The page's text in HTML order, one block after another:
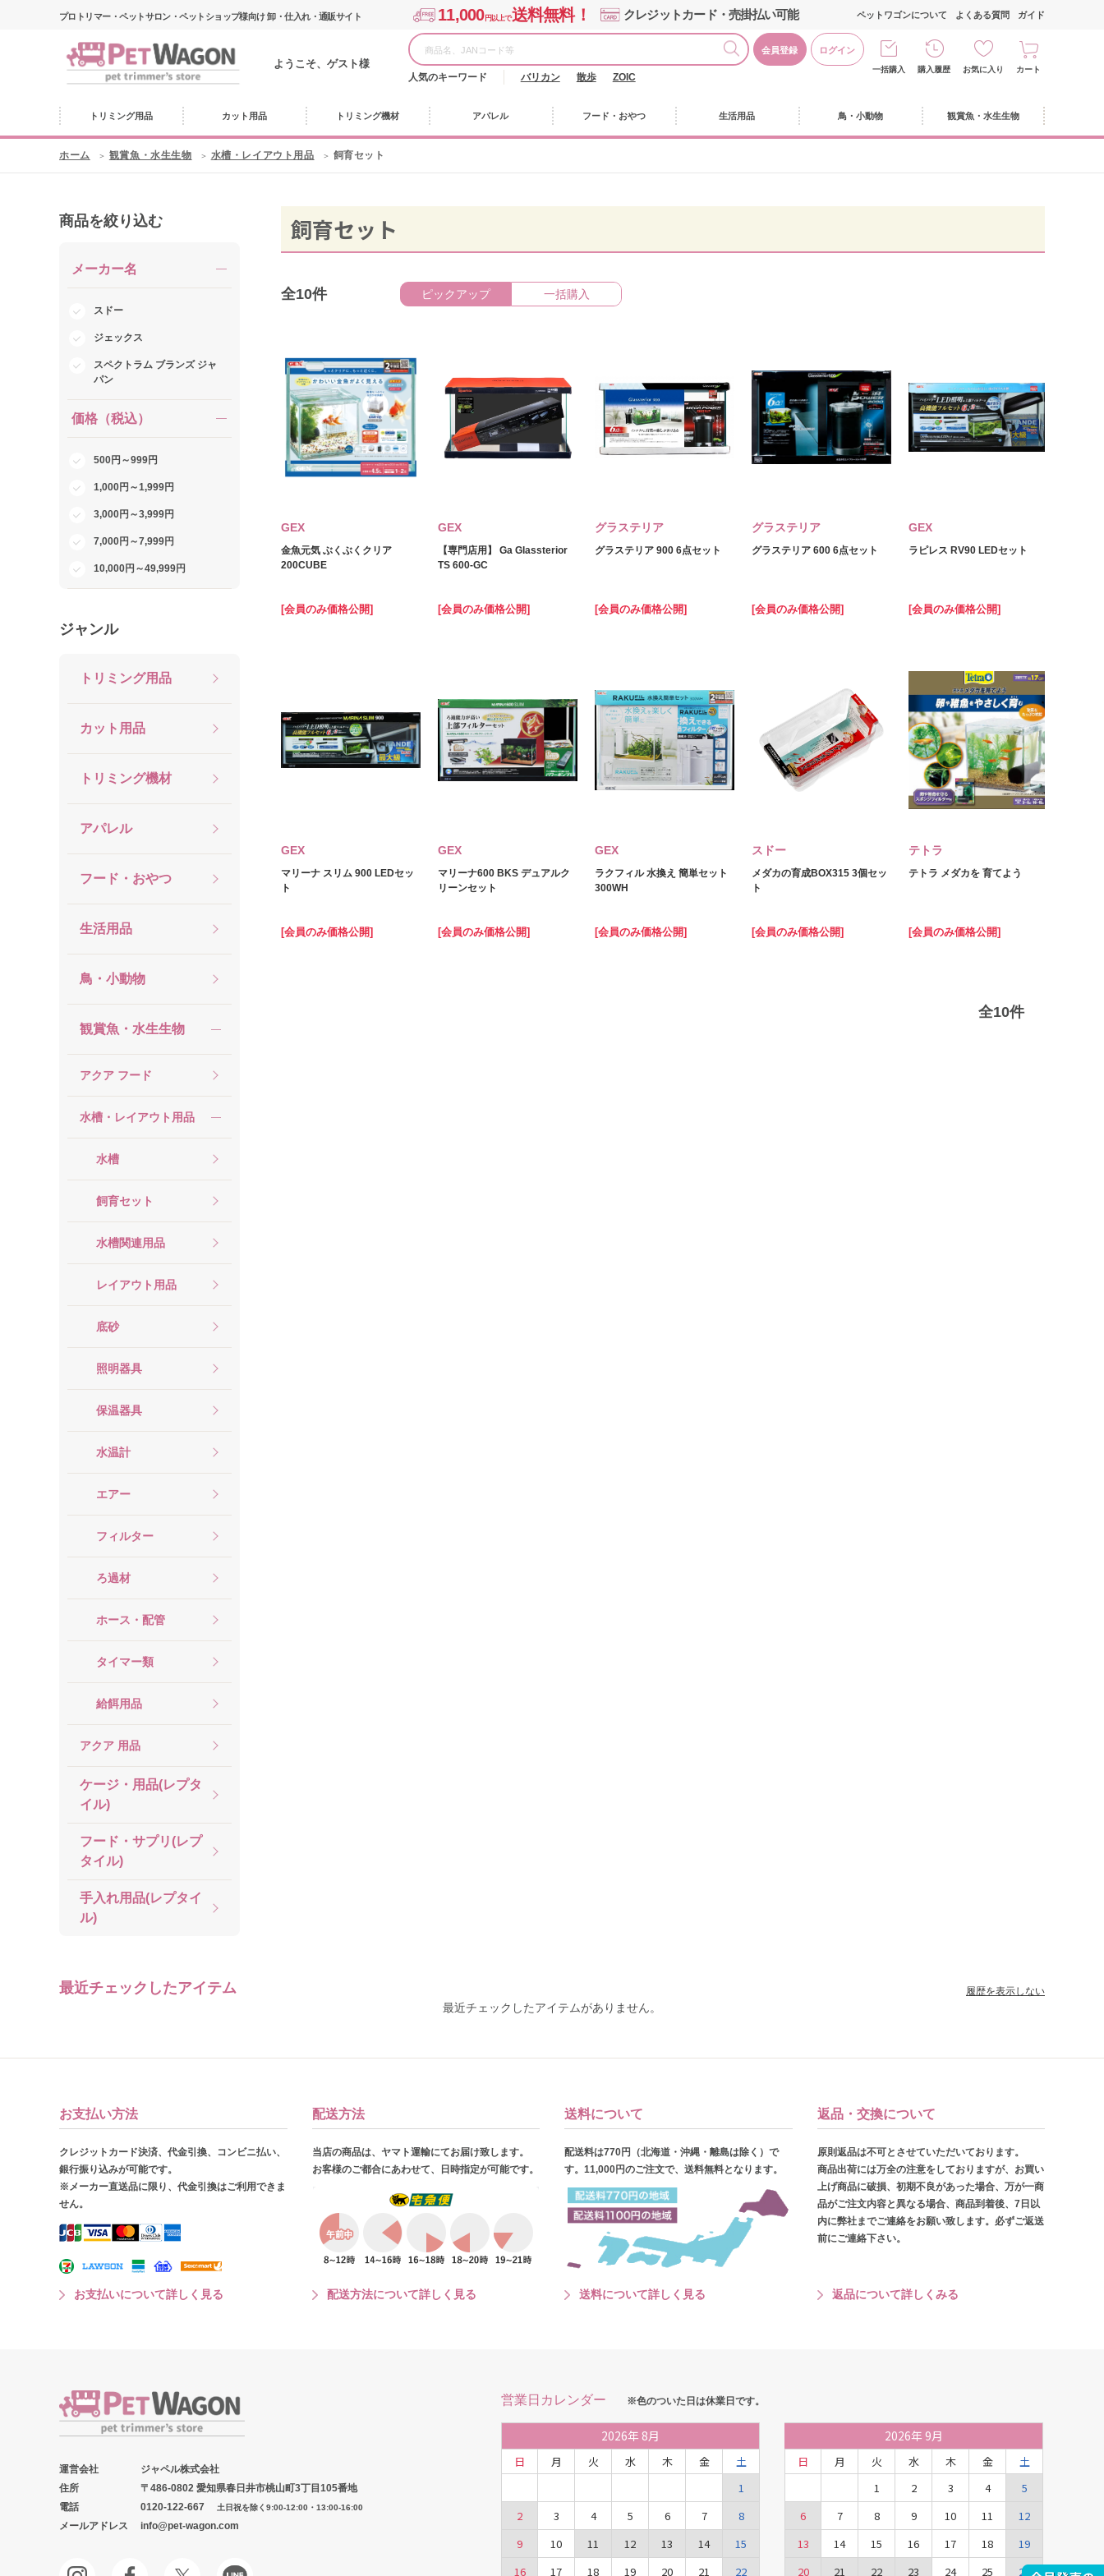
プロトリマー・ペットサロン・ペットショップ様向け 卸・仕入れ・通販サイト 11,000円以上で送料無料！ クレジットカード・売掛払い可能
ようこそ、ゲスト様
会員登録 ログイン
人気のキーワード バリカン 散歩 ZOIC
ペットワゴンについて よくある質問 ガイド
一括購入 購入履歴 お気に入り カート
トリミング用品 カット用品 トリミング機材 アパレル フード・おやつ 生活用品 鳥・小動物 観賞魚・水生生物
ホーム 観賞魚・水生生物 水槽・レイアウト用品 飼育セット
商品を絞り込む
メーカー名
スドー
ジェックス
スペクトラム ブランズ ジャ
パン
価格（税込）
500円～999円
1,000円～1,999円
3,000円～3,999円
7,000円～7,999円
10,000円～49,999円
ジャンル
トリミング用品
カット用品
トリミング機材
アパレル
フード・おやつ
生活用品
鳥・小動物
観賞魚・水生生物
アクア フード
水槽・レイアウト用品
水槽
飼育セット
水槽関連用品
レイアウト用品
底砂
照明器具
保温器具
水温計
エアー
フィルター
ろ過材
ホース・配管
タイマー類
給餌用品
アクア 用品
ケージ・用品(レプタ
イル)
フード・サプリ(レプ
タイル)
手入れ用品(レプタイ
ル)
飼育セット
全10件 ピックアップ 一括購入
GEX
金魚元気 ぶくぶくクリア
200CUBE
[会員のみ価格公開]
GEX
【専門店用】 Ga Glassterior
TS 600-GC
[会員のみ価格公開]
グラステリア
グラステリア 900 6点セット
[会員のみ価格公開]
グラステリア
グラステリア 600 6点セット
[会員のみ価格公開]
GEX
ラピレス RV90 LEDセット
[会員のみ価格公開]
GEX
マリーナ スリム 900 LEDセッ
ト
[会員のみ価格公開]
GEX
マリーナ600 BKS デュアルク
リーンセット
[会員のみ価格公開]
GEX
ラクフィル 水換え 簡単セット
300WH
[会員のみ価格公開]
スドー
メダカの育成BOX315 3個セッ
ト
[会員のみ価格公開]
テトラ
テトラ メダカを 育てよう
[会員のみ価格公開]
全10件
最近チェックしたアイテム
最近チェックしたアイテムがありません。
履歴を表示しない
お支払い方法
クレジットカード決済、代金引換、コンビニ払い、
銀行振り込みが可能です。
※メーカー直送品に限り、代金引換はご利用できま
せん。
お支払いについて詳しく見る
配送方法
当店の商品は、ヤマト運輸にてお届け致します。
お客様のご都合にあわせて、日時指定が可能です。
配送方法について詳しく見る
送料について
配送料は770円（北海道・沖縄・離島は除く）で
す。11,000円のご注文で、送料無料となります。
送料について詳しく見る
返品・交換について
原則返品は不可とさせていただいております。
商品出荷には万全の注意をしておりますが、お買い
上げ商品に破損、初期不良があった場合、万が一商
品がご注文内容と異なる場合、商品到着後、7日以
内に弊社までご連絡をお願い致します。必ずご返送
前にご連絡下さい。
返品について詳しくみる
運営会社
ジャペル株式会社
住所
〒486-0802 愛知県春日井市桃山町3丁目105番地
電話
0120-122-667 土日祝を除く9:00-12:00・13:00-16:00
メールアドレス info@pet-wagon.com
営業日カレンダー ※色のついた日は休業日です。
2026年 8月
日 月 火 水 木 金
土
1
2
3 4 5 6 7
8
9
10 11 12 13 14
15
16
17 18 19 20 21 22
2026年 9月
日 月 火 水 木 金
土
1
2 3 4
5
6
7 8 9 10 11
12
13
14 15 16 17 18
19
20
21 22 23 24 25 26